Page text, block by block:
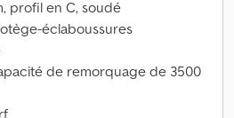
profil en C, soudé
éclaboussures
de remorquage de 3500